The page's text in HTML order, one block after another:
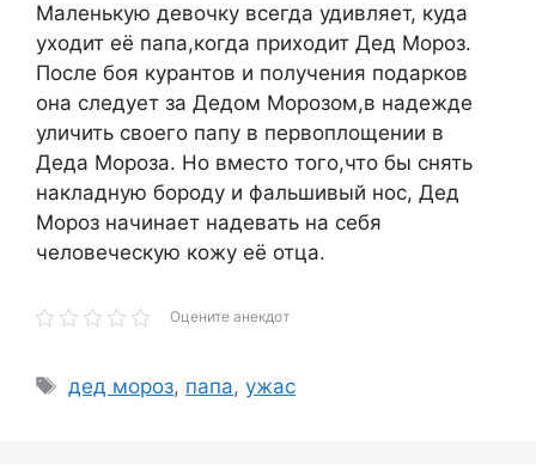
Маленькую девочку всегда удивляет, куда
уходит её папа,когда приходит Дед Мороз.
После боя курантов и получения подарков
она следует за Дедом Морозом,в надежде
уличить своего папу в первоплощении в
Деда Мороза. Но вместо того,что бы снять
накладную бороду и фальшивый нос, Дед
Мороз начинает надевать на себя
человеческую кожу её отца.
Оцените анекдот
Метки
дед мороз, папа,ужас